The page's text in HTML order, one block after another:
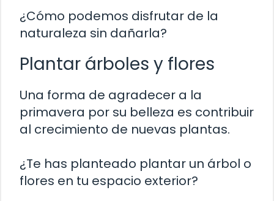
¿Cómo podemos disfrutar de la
naturaleza sin dañarla?
Plantar árboles y flores
Una forma de agradecer a la
primavera por su belleza es contribuir
al crecimiento de nuevas plantas.
¿Te has planteado plantar un árbol o
flores en tu espacio exterior?